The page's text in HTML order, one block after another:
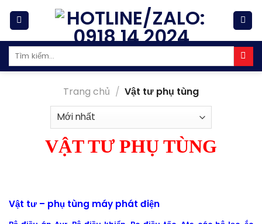
Tìm
kiếm:
Trang chủ / Vật tư phụ tùng
VẬT TƯ PHỤ TÙNG
Vật tư – phụ tùng máy phát điện